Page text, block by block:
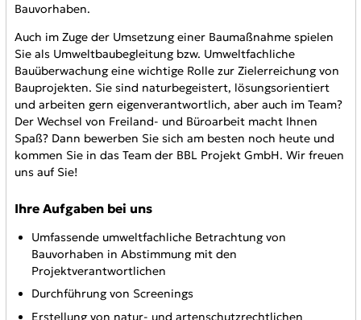
Bauvorhaben.
Auch im Zuge der Umsetzung einer Baumaßnahme spielen
Sie als Umweltbaubegleitung bzw. Umweltfachliche
Bauüberwachung eine wichtige Rolle zur Zielerreichung von
Bauprojekten. Sie sind naturbegeistert, lösungsorientiert
und arbeiten gern eigenverantwortlich, aber auch im Team?
Der Wechsel von Freiland- und Büroarbeit macht Ihnen
Spaß? Dann bewerben Sie sich am besten noch heute und
kommen Sie in das Team der BBL Projekt GmbH. Wir freuen
uns auf Sie!
Ihre Aufgaben bei uns
Umfassende umweltfachliche Betrachtung von
Bauvorhaben in Abstimmung mit den
Projektverantwortlichen
Durchführung von Screenings
Erstellung von natur- und artenschutzrechtlichen